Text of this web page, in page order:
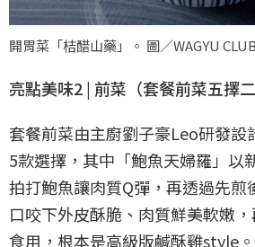
開胃菜「桔醋山藥」。 圖／WAGYU
亮點美味2 | 前菜（套餐前菜五擇二
套餐前菜由主廚劉子豪Leo研發設
5款選擇，其中「鮑魚天婦羅」以
拍打鮑魚讓肉質Q彈，再透過先煎
口咬下外皮酥脆、肉質鮮美軟嫩
食用，根本是高級版鹹酥雞style